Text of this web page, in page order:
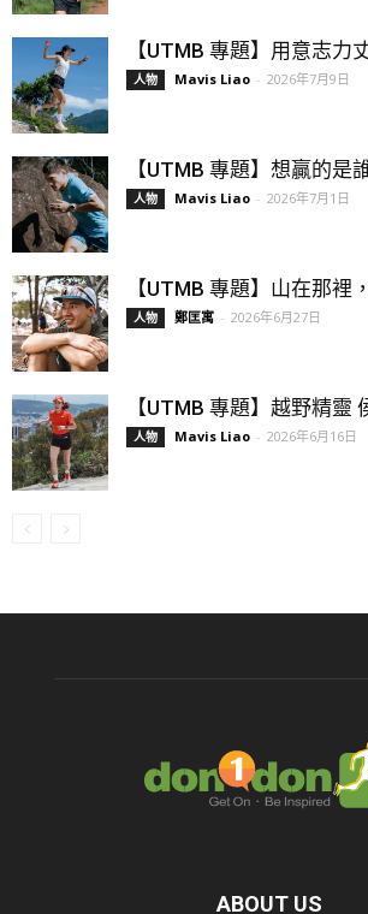
【UTMB 專題】用意志力
人物 Mavis Liao - 2026年7月9日
【UTMB 專題】想贏的是
人物 Mavis Liao - 2026年7月1日
【UTMB 專題】山在那裡
人物 鄭匡寓 - 2026年6月27日
【UTMB 專題】越野精靈
人物 Mavis Liao - 2026年6月16日
ABOUT US